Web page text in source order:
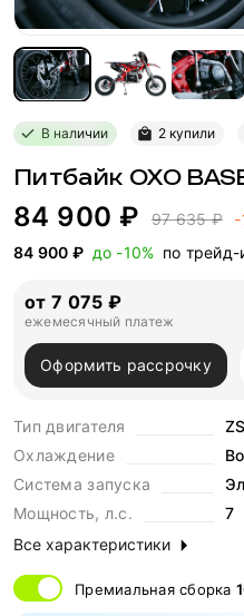
В наличии 2 купили
Питбайк OXO
84 900 ₽ 97 635 ₽
-
84 900 ₽ до -10% по трейд-
от 7 075 ₽
ежемесячный платеж
Оформить рассрочку
Тип двигателя
Охлаждение
Система запуска
Мощность, л.с.
7
Все характеристики
Премиальная сборка